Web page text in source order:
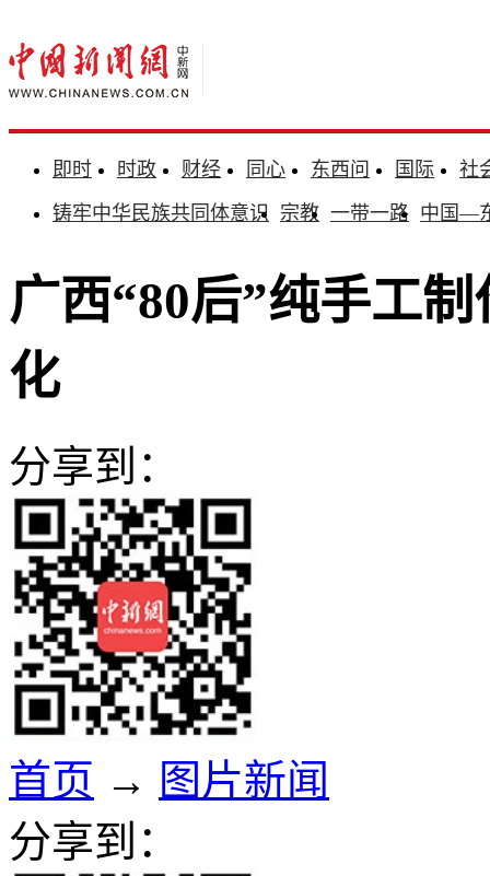
即时 时政 财经 同心 东西问 国际
社
铸牢中华民族共同体意识 宗教 一带一路 中国—
广西“80后”纯手工
化
分享到：
首页 → 图片新闻
分享到：